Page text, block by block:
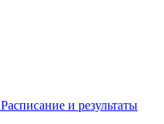
Расписание и результаты